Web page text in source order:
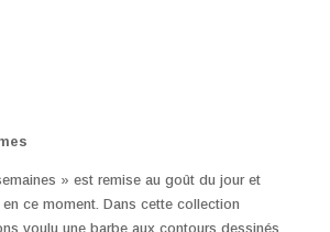
» est remise au goût du jour et
ce moment. Dans cette collection
voulu une barbe aux contours dessinés